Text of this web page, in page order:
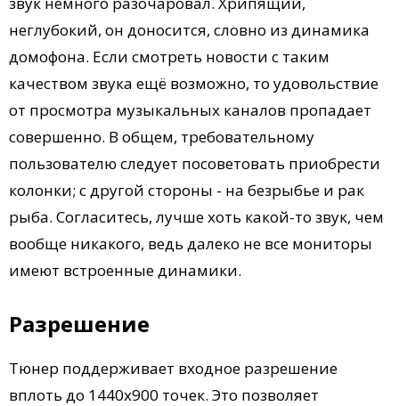
неглубокий, он доносится, словно из динамика
домофона. Если смотреть новости с таким
качеством звука ещё возможно, то удовольствие
от просмотра музыкальных каналов пропадает
совершенно. В общем, требовательному
пользователю следует посоветовать приобрести
колонки; с другой стороны - на безрыбье и рак
рыба. Согласитесь, лучше хоть какой-то звук, чем
вообще никакого, ведь далеко не все мониторы
имеют встроенные динамики.
Разрешение
Тюнер поддерживает входное разрешение
вплоть до 1440x900 точек. Это позволяет